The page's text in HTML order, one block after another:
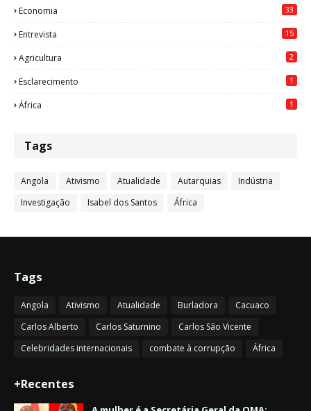
Economia 33
Entrevista 15
Agricultura 2
Esclarecimento 1
África 1
Tags
Angola Ativismo Atualidade Autarquias
Indústria
Investigação
Isabel dos Santos África
Tags
Angola Ativismo Atualidade Burladora
Cacuaco
Carlos Alberto
Carlos Saturnino
Carlos São Vicente
Celebridades internacionais
combate à corrupção África
+Recentes